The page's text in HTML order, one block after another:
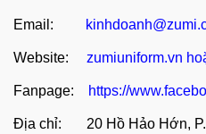
Email:
Website: zumiuniform.vn
Fanpage: https://
Địa chỉ: 20 Hồ Hảo Hớn, P.